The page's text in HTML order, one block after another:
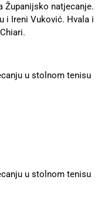
Županijsko natjecanje.
i Ireni Vuković. Hvala i
u stolnom tenisu
u stolnom tenisu